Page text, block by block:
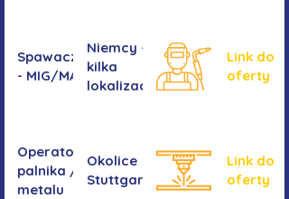
Spawacz/spawaczka
- MIG/MAG/TIG
Niemcy -
kilka
lokalizacji
Link do
oferty
Operator/operatorka
palnika / Cięcie
metalu
Okolice
Stuttgartu
Link do
oferty